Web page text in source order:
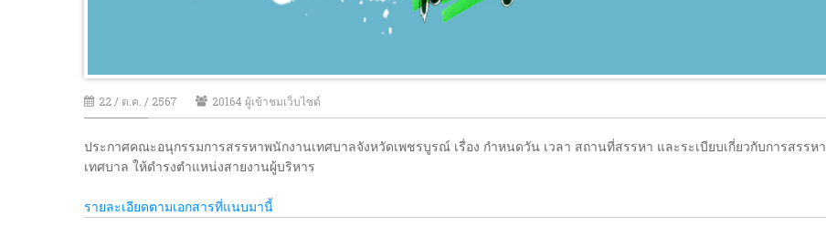
22 / ต.ค. / 2567 20164 ผู้เข้าชมเว็บไซต์
ประกาศคณะอนุกรรมการสรรหาพนักงานเทศบาลจังหวัดเพชรบูรณ์ เรื่อง กำหนดวัน เวลา สถานที่สรรหา และระเบียบเกี่ยวกับการสรรห
เทศบาล ให้ดำรงตำแหน่งสายงานผู้บริหาร
รายละเอียดตามเอกสารที่แนบมานี้